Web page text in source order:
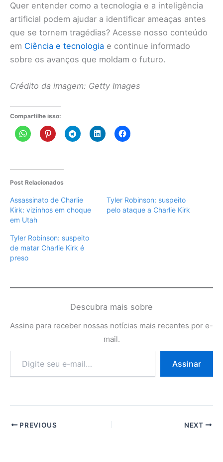
Quer entender como a tecnologia e a inteligência
artificial podem ajudar a identificar ameaças antes
que se tornem tragédias? Acesse nosso conteúdo
em Ciência e tecnologia e continue informado
sobre os avanços que moldam o futuro.
Crédito da imagem: Getty Images
Compartilhe isso:
Post Relacionados
Assassinato de Charlie
Kirk: vizinhos em choque
em Utah
Tyler Robinson: suspeito
pelo ataque a Charlie Kirk
Tyler Robinson: suspeito
de matar Charlie Kirk é
preso
Descubra mais sobre
Assine para receber nossas notícias mais recentes por e-
mail.
e-
Assinar
PREVIOUS NEXT